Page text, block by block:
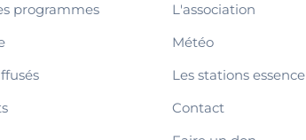
programmes
L'association
Météo
Les stations essence
Contact